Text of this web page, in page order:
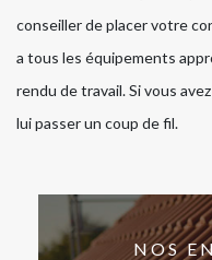
conseiller de placer votre
a tous les équipements
rendu de travail. Si vous
lui passer un coup de fil.
NOS